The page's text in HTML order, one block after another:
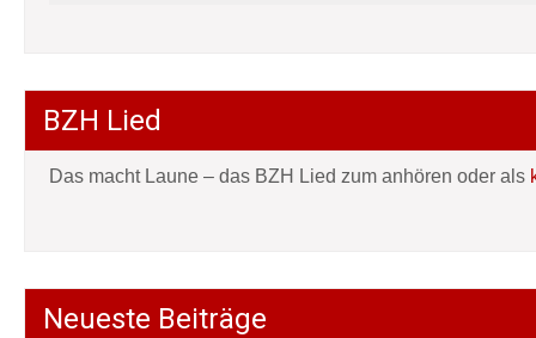
BZH Lied
Das macht Laune – das BZH Lied zum anhören oder als
Neueste Beiträge